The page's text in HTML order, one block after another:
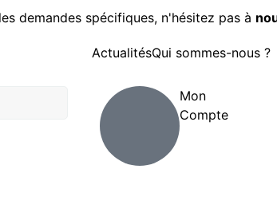
demandes spécifiques, n'hésitez pas à
ActualitésQui sommes-nous ?
Mon
Compte